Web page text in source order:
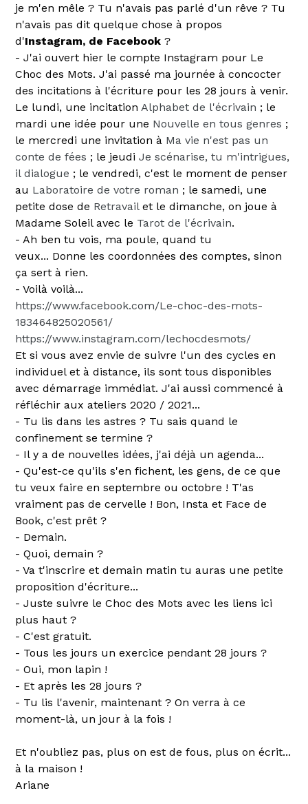
je m'en mêle ? Tu n'avais pas parlé d'un rêve ? Tu
n'avais pas dit quelque chose à propos
d'Instagram, de Facebook ?
- J'ai ouvert hier le compte Instagram pour Le
Choc des Mots. J'ai passé ma journée à concocter
des incitations à l'écriture pour les 28 jours à venir.
Le lundi, une incitation Alphabet de l'écrivain ; le
mardi une idée pour une Nouvelle en tous genres ;
le mercredi une invitation à Ma vie n'est pas un
conte de fées ; le jeudi Je scénarise, tu m'intrigues,
il dialogue ; le vendredi, c'est le moment de penser
au Laboratoire de votre roman ; le samedi, une
petite dose de Retravailet le dimanche, on joue à
Madame Soleil avec le Tarot de l'écrivain.
- Ah ben tu vois, ma poule, quand tu
veux... Donne les coordonnées des comptes, sinon
ça sert à rien.
- Voilà voilà...
https://www.facebook.com/Le-choc-des-mots-
183464825020561/
https://www.instagram.com/lechocdesmots/
Et si vous avez envie de suivre l'un des cycles en
individuel et à distance, ils sont tous disponibles
avec démarrage immédiat. J'ai aussi commencé à
réfléchir aux ateliers 2020 / 2021...
- Tu lis dans les astres ? Tu sais quand le
confinement se termine ?
- Il y a de nouvelles idées, j'ai déjà un agenda...
- Qu'est-ce qu'ils s'en fichent, les gens, de ce que
tu veux faire en septembre ou octobre ! T'as
vraiment pas de cervelle ! Bon, Insta et Face de
Book, c'est prêt ?
- Demain.
- Quoi, demain ?
- Va t'inscrire et demain matin tu auras une petite
proposition d'écriture...
- Juste suivre le Choc des Mots avec les liens ici
plus haut ?
- C'est gratuit.
- Tous les jours un exercice pendant 28 jours ?
- Oui, mon lapin !
- Et après les 28 jours ?
- Tu lis l'avenir, maintenant ? On verra à ce
moment-là, un jour à la fois !
Et n'oubliez pas, plus on est de fous, plus on écrit...
à la maison !
Ariane